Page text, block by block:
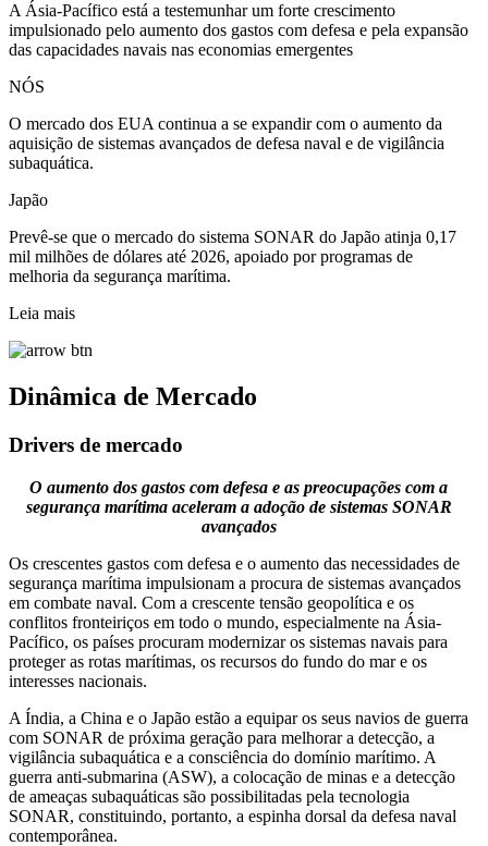
A Ásia-Pacífico está a testemunhar um forte crescimento
impulsionado pelo aumento dos gastos com defesa e pela expansão
das capacidades navais nas economias emergentes
NÓS
O mercado dos EUA continua a se expandir com o aumento da
aquisição de sistemas avançados de defesa naval e de vigilância
subaquática.
Japão
Prevê-se que o mercado do sistema SONAR do Japão atinja 0,17
mil milhões de dólares até 2026, apoiado por programas de
melhoria da segurança marítima.
Leia mais
Dinâmica de Mercado
Drivers de mercado
O aumento dos gastos com defesa e as preocupações com a
segurança marítima aceleram a adoção de sistemas SONAR
avançados
Os crescentes gastos com defesa e o aumento das necessidades de
segurança marítima impulsionam a procura de sistemas avançados
em combate naval. Com a crescente tensão geopolítica e os
conflitos fronteiriços em todo o mundo, especialmente na Ásia-
Pacífico, os países procuram modernizar os sistemas navais para
proteger as rotas marítimas, os recursos do fundo do mar e os
interesses nacionais.
A Índia, a China e o Japão estão a equipar os seus navios de guerra
com SONAR de próxima geração para melhorar a detecção, a
vigilância subaquática e a consciência do domínio marítimo. A
guerra anti-submarina (ASW), a colocação de minas e a detecção
de ameaças subaquáticas são possibilitadas pela tecnologia
SONAR, constituindo, portanto, a espinha dorsal da defesa naval
contemporânea.